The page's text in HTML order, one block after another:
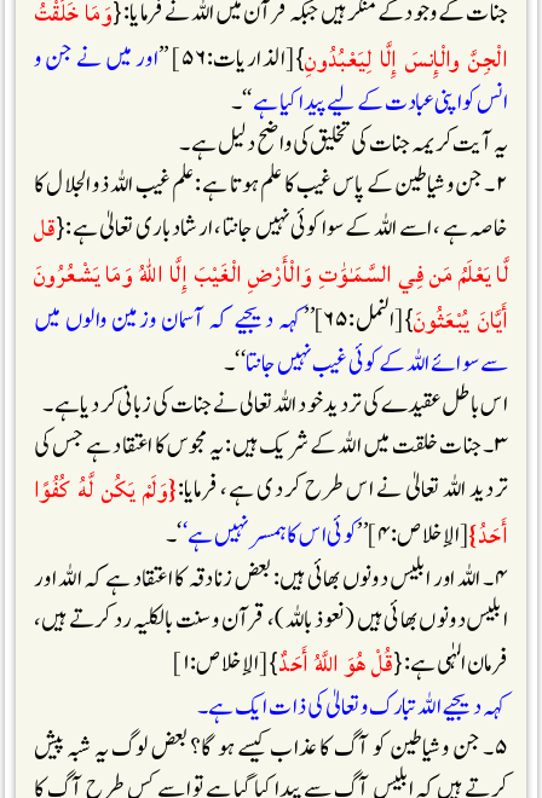
جنات کے وجود کے منکر ہیں جبکہ قرآن میں اللہ نے فرمایا:{وَمَا خَلَقْتُ
الْجِنَّ والْإِنسَ إِلَّا لِيَعْبُدُونِ}[الذاریات:۵۶] ’’
اور میں نے جن و
انس کو اپنی عبادت کے لیے پیدا کیا ہے‘‘۔
یہ آیت کریمہ جنات کی تخلیق کی واضح دلیل ہے ۔
۲۔ جن و شیاطین کے پاس غیب کا علم ہوتا ہے : علم غیب اللہ ذو الجلال کا
خاصہ ہے ، اسے اللہ کے سوا کوئی نہیں جانتا، ارشاد باری تعالیٰ ہے:{قل
لَّا يَعْلَمُ مَن فِي السَّمَـٰوَٰتِ وَالْأَرْضِ الْغَيْبَ إِلَّا اللّٰهُ وَمَا يَشْعُرُونَ
أَيَّانَ يُبْعَثُونَ}[النمل:۶۵]’’
کہہ دیجیے کہ آسمان وزمین والوں میں
سے سوائے اللہ کے کوئی غیب نہیں جانتا‘‘۔
اس باطل عقیدے کی تردید خود اللہ تعالی نے جنات کی زبانی کر دیا ہے ۔
۳۔ جنات خلقت میں اللہ کے شریک ہیں: یہ مجوس کا اعتقاد ہے جس کی
تردید اللہ تعالیٰ نے اس طرح کر دی ہے، فرمایا:{وَلَمْ يَكُن لَّهُ كُفُوًا
أَحَدُ}[الإخلاص:۴]’’ کوئی اس کا ہمسر نہیں ہے‘‘۔
۴۔ اللہ اور ابلیس دونوں بھائی ہیں: بعض زنادقہ کا اعتقاد ہے کہ اللہ اور
ابلیس دونوں بھائی ہیں (نعوذ باللہ)، قرآن وسنت بالکلیہ رد کرتے ہیں،
فرمان الہٰی ہے: {قُلْ هُوَ اللَّهُ أَحَدٌ} [الإخلاص:۱]
کہہ دیجیے اللہ تبارک و تعالیٰ کی ذات ایک ہے۔
۵۔ جن و شیاطین کو آگ کا عذاب کیسے ہو گا؟ بعض لوگ یہ شبہ پیش
کرتے ہیں کہ ابلیس آگ سے پیدا کیا گیا ہے تو اسے کس طرح آگ کا